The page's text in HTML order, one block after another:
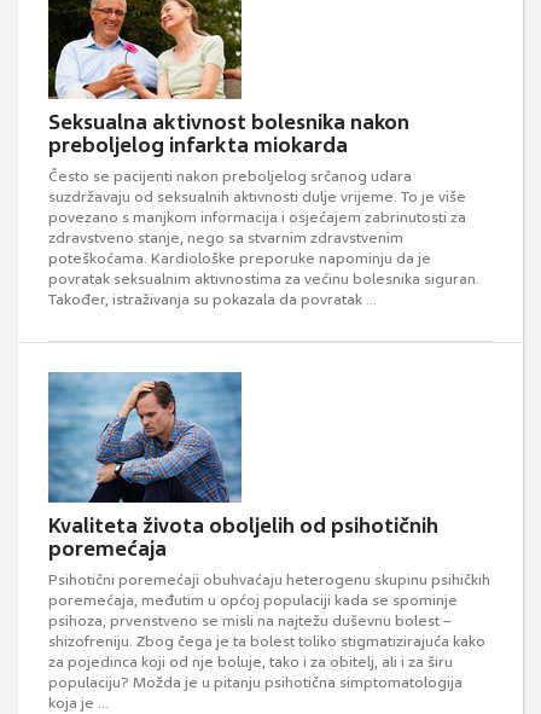
Seksualna aktivnost bolesnika nakon
preboljelog infarkta miokarda
Često se pacijenti nakon preboljelog srčanog udara
suzdržavaju od seksualnih aktivnosti dulje vrijeme. To je više
povezano s manjkom informacija i osjećajem zabrinutosti za
zdravstveno stanje, nego sa stvarnim zdravstvenim
poteškoćama. Kardiološke preporuke napominju da je
povratak seksualnim aktivnostima za većinu bolesnika siguran.
Također, istraživanja su pokazala da povratak ...
Kvaliteta života oboljelih od psihotičnih
poremećaja
Psihotični poremećaji obuhvaćaju heterogenu skupinu psihičkih
poremećaja, međutim u općoj populaciji kada se spominje
psihoza, prvenstveno se misli na najtežu duševnu bolest –
shizofreniju. Zbog čega je ta bolest toliko stigmatizirajuća kako
za pojedinca koji od nje boluje, tako i za obitelj, ali i za širu
populaciju? Možda je u pitanju psihotična simptomatologija
koja je ...